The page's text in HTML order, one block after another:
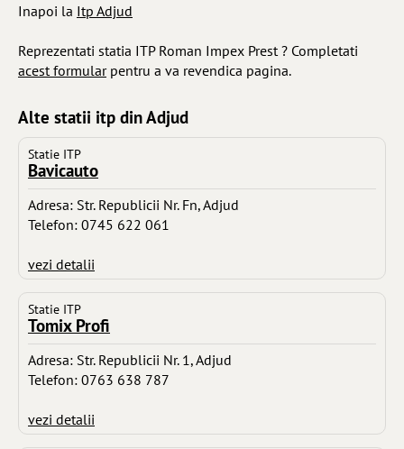
Inapoi la Itp Adjud
Reprezentati statia ITP Roman Impex Prest ? Completati
acest formularpentru a va revendica pagina.
Alte statii itp din Adjud
Statie ITP
Bavicauto
Adresa: Str. Republicii Nr. Fn, Adjud
Telefon: 0745 622 061
vezi detalii
Statie ITP
Tomix Profi
Adresa: Str. Republicii Nr. 1, Adjud
Telefon: 0763 638 787
vezi detalii